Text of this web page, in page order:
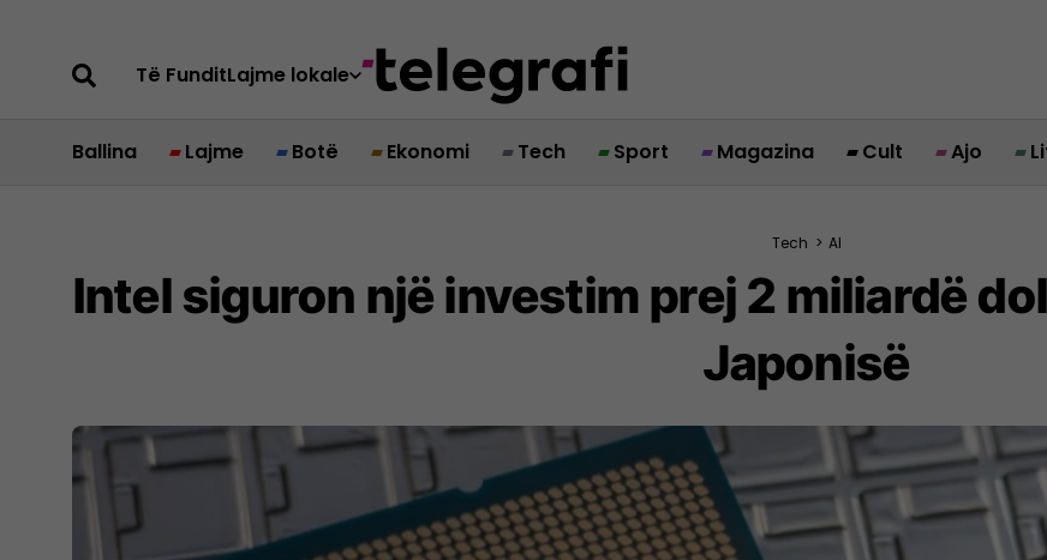
Të FunditLajme lokale
Ballina Lajme Botë Ekonomi Tech Sport Magazina Cult Ajo
Tech > AI
Intel siguron një investim prej 2 miliardë
Japonisë